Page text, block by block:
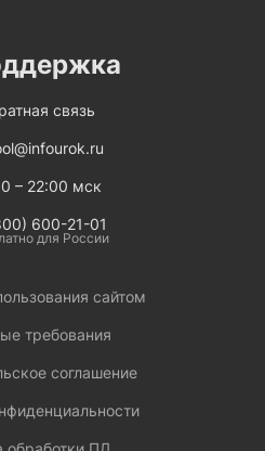
связь
– 22:00 мск
600-21-01
для России
сайтом
требования
соглашение